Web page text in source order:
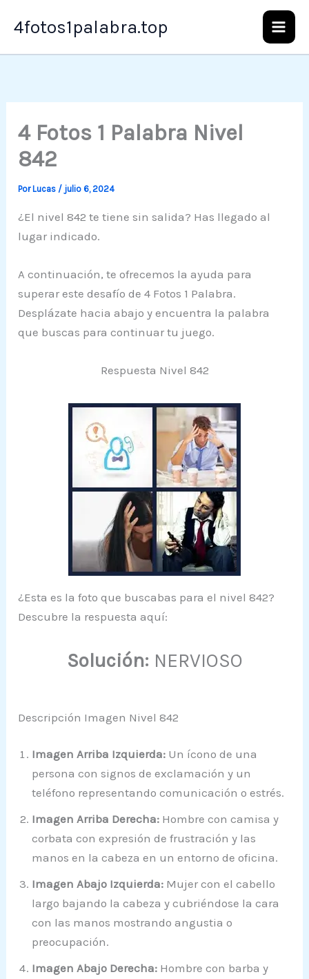
4fotos1palabra.top
4 Fotos 1 Palabra Nivel
842
PorLucas / julio 6, 2024
¿El nivel 842 te tiene sin salida? Has llegado al
lugar indicado.
A continuación, te ofrecemos la ayuda para
superar este desafío de 4 Fotos 1 Palabra.
Desplázate hacia abajo y encuentra la palabra
que buscas para continuar tu juego.
Respuesta Nivel 842
¿Esta es la foto que buscabas para el nivel 842?
Descubre la respuesta aquí:
Solución: NERVIOSO
Descripción Imagen Nivel 842
Imagen Arriba Izquierda: Un ícono de una
persona con signos de exclamación y un
teléfono representando comunicación o estrés.
Imagen Arriba Derecha: Hombre con camisa y
corbata con expresión de frustración y las
manos en la cabeza en un entorno de oficina.
Imagen Abajo Izquierda: Mujer con el cabello
largo bajando la cabeza y cubriéndose la cara
con las manos mostrando angustia o
preocupación.
Imagen Abajo Derecha: Hombre con barba y